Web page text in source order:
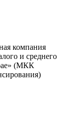
компания
и среднего
(МКК